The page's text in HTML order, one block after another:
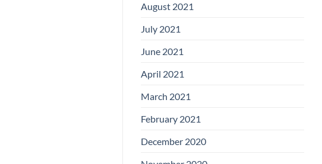
August 2021
July 2021
June 2021
April 2021
March 2021
February 2021
December 2020